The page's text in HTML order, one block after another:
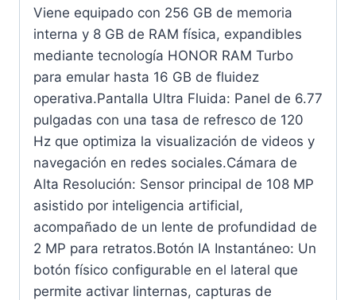
Viene equipado con 256 GB de memoria
interna y 8 GB de RAM física, expandibles
mediante tecnología HONOR RAM Turbo
para emular hasta 16 GB de fluidez
operativa.Pantalla Ultra Fluida: Panel de 6.77
pulgadas con una tasa de refresco de 120
Hz que optimiza la visualización de videos y
navegación en redes sociales.Cámara de
Alta Resolución: Sensor principal de 108 MP
asistido por inteligencia artificial,
acompañado de un lente de profundidad de
2 MP para retratos.Botón IA Instantáneo: Un
botón físico configurable en el lateral que
permite activar linternas, capturas de